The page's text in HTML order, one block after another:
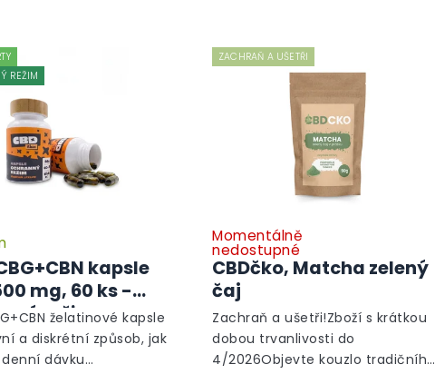
REŽIM
kapsle
mg, 60 ks -
režim
želatinové kapsle
a diskrétní způsob, jak
dávku
ZACHRAŇ A UŠETŘI
CBDčko, Matcha zelený
čaj
Momentálně
nedostupné
Zachraň a ušetři!Zboží s krátkou
dobou trvanlivosti do
4/2026Objevte kouzlo tradičního